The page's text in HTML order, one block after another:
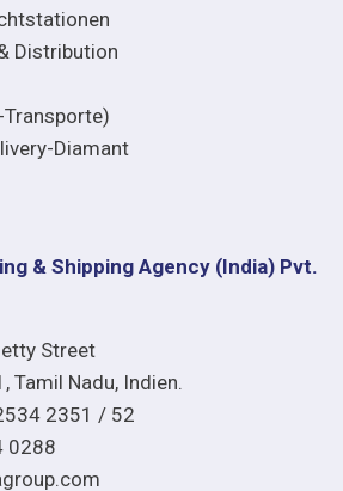
Distribution
Diamant
& Shipping Agency (India) Pvt.
Street
Tamil Nadu, Indien.
2351 / 52
0288